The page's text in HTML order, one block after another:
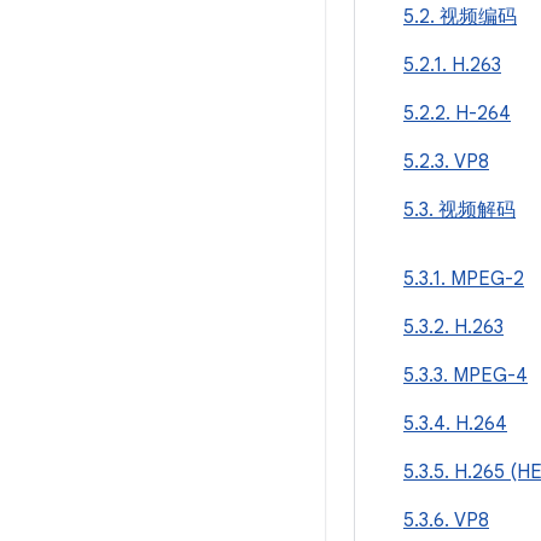
5.2. 视频编码
5.2.1. H.263
5.2.2. H-264
5.2.3. VP8
5.3. 视频解码
5.3.1. MPEG-2
5.3.2. H.263
5.3.3. MPEG-4
5.3.4. H.264
5.3.5. H.265
5.3.6. VP8